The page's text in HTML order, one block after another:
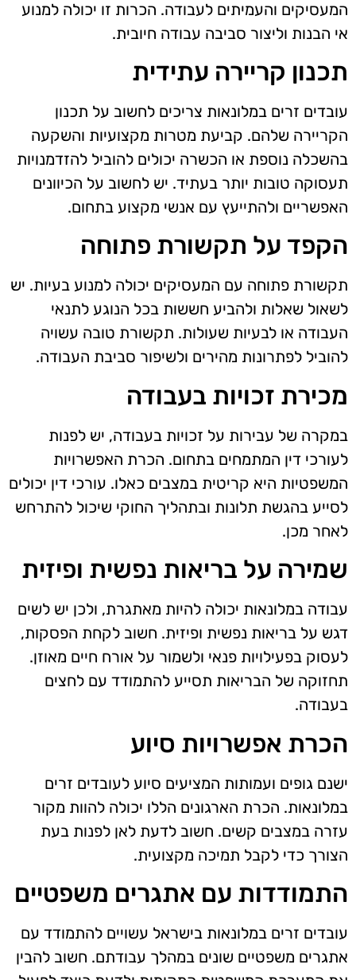
המעסיקים והעמיתים לעבודה. הכרות זו יכולה למנוע
אי הבנות וליצור סביבה עבודה חיובית.
תכנון קריירה עתידית
עובדים זרים במלונאות צריכים לחשוב על תכנון
הקריירה שלהם. קביעת מטרות מקצועיות והשקעה
בהשכלה נוספת או הכשרה יכולים להוביל להזדמנויות
תעסוקה טובות יותר בעתיד. יש לחשוב על הכיוונים
האפשריים ולהתייעץ עם אנשי מקצוע בתחום.
הקפד על תקשורת פתוחה
תקשורת פתוחה עם המעסיקים יכולה למנוע בעיות. יש
לשאול שאלות ולהביע חששות בכל הנוגע לתנאי
העבודה או לבעיות שעולות. תקשורת טובה עשויה
להוביל לפתרונות מהירים ולשיפור סביבת העבודה.
מכירת זכויות בעבודה
במקרה של עבירות על זכויות בעבודה, יש לפנות
לעורכי דין המתמחים בתחום. הכרת האפשרויות
המשפטיות היא קריטית במצבים כאלו. עורכי דין יכולים
לסייע בהגשת תלונות ובתהליך החוקי שיכול להתרחש
לאחר מכן.
שמירה על בריאות נפשית ופיזית
עבודה במלונאות יכולה להיות מאתגרת, ולכן יש לשים
דגש על בריאות נפשית ופיזית. חשוב לקחת הפסקות,
לעסוק בפעילויות פנאי ולשמור על אורח חיים מאוזן.
תחזוקה של הבריאות תסייע להתמודד עם לחצים
בעבודה.
הכרת אפשרויות סיוע
ישנם גופים ועמותות המציעים סיוע לעובדים זרים
במלונאות. הכרת הארגונים הללו יכולה להוות מקור
עזרה במצבים קשים. חשוב לדעת לאן לפנות בעת
הצורך כדי לקבל תמיכה מקצועית.
התמודדות עם אתגרים משפטיים
עובדים זרים במלונאות בישראל עשויים להתמודד עם
אתגרים משפטיים שונים במהלך עבודתם. חשוב להבין